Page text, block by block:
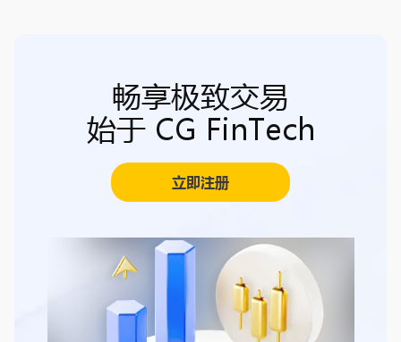
畅享极致交易
始于 CG FinTech
立即注册